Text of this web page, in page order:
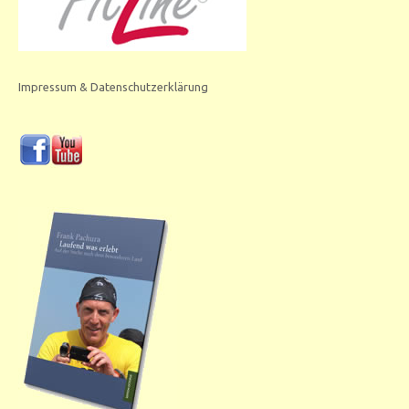
Impressum & Datenschutzerklärung